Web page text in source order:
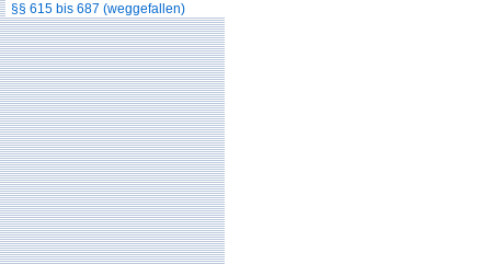
§§ 615 bis 687 (weggefallen)